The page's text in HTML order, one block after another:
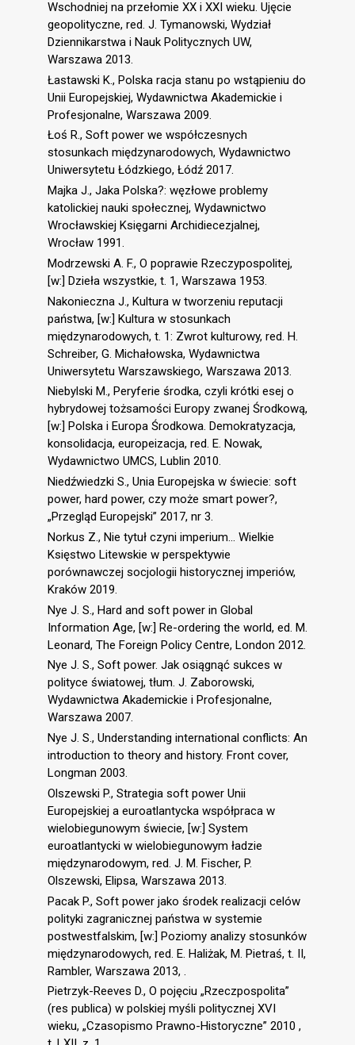
Wschodniej na przełomie XX i XXI wieku. Ujęcie
geopolityczne, red. J. Tymanowski, Wydział
Dziennikarstwa i Nauk Politycznych UW,
Warszawa 2013.
Łastawski K., Polska racja stanu po wstąpieniu do
Unii Europejskiej, Wydawnictwa Akademickie i
Profesjonalne, Warszawa 2009.
Łoś R., Soft power we współczesnych
stosunkach międzynarodowych, Wydawnictwo
Uniwersytetu Łódzkiego, Łódź 2017.
Majka J., Jaka Polska?: węzłowe problemy
katolickiej nauki społecznej, Wydawnictwo
Wrocławskiej Księgarni Archidiecezjalnej,
Wrocław 1991.
Modrzewski A. F., O poprawie Rzeczypospolitej,
[w:] Dzieła wszystkie, t. 1, Warszawa 1953.
Nakonieczna J., Kultura w tworzeniu reputacji
państwa, [w:] Kultura w stosunkach
międzynarodowych, t. 1: Zwrot kulturowy, red. H.
Schreiber, G. Michałowska, Wydawnictwa
Uniwersytetu Warszawskiego, Warszawa 2013.
Niebylski M., Peryferie środka, czyli krótki esej o
hybrydowej tożsamości Europy zwanej Środkową,
[w:] Polska i Europa Środkowa. Demokratyzacja,
konsolidacja, europeizacja, red. E. Nowak,
Wydawnictwo UMCS, Lublin 2010.
Niedźwiedzki S., Unia Europejska w świecie: soft
power, hard power, czy może smart power?,
„Przegląd Europejski” 2017, nr 3.
Norkus Z., Nie tytuł czyni imperium... Wielkie
Księstwo Litewskie w perspektywie
porównawczej socjologii historycznej imperiów,
Kraków 2019.
Nye J. S., Hard and soft power in Global
Information Age, [w:] Re-ordering the world, ed. M.
Leonard, The Foreign Policy Centre, London 2012.
Nye J. S., Soft power. Jak osiągnąć sukces w
polityce światowej, tłum. J. Zaborowski,
Wydawnictwa Akademickie i Profesjonalne,
Warszawa 2007.
Nye J. S., Understanding international conflicts: An
introduction to theory and history. Front cover,
Longman 2003.
Olszewski P., Strategia soft power Unii
Europejskiej a euroatlantycka współpraca w
wielobiegunowym świecie, [w:] System
euroatlantycki w wielobiegunowym ładzie
międzynarodowym, red. J. M. Fischer, P.
Olszewski, Elipsa, Warszawa 2013.
Pacak P., Soft power jako środek realizacji celów
polityki zagranicznej państwa w systemie
postwestfalskim, [w:] Poziomy analizy stosunków
międzynarodowych, red. E. Haliżak, M. Pietraś, t. II,
Rambler, Warszawa 2013, .
Pietrzyk-Reeves D., O pojęciu „Rzeczpospolita”
(res publica) w polskiej myśli politycznej XVI
wieku, „Czasopismo Prawno-Historyczne” 2010 ,